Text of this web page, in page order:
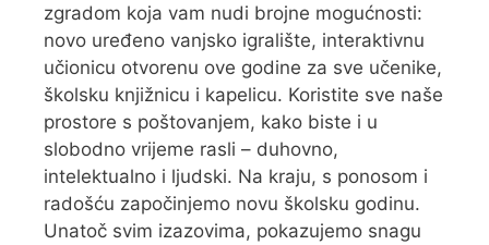
zgradom koja vam nudi brojne mogućnosti:
novo uređeno vanjsko igralište, interaktivnu
učionicu otvorenu ove godine za sve učenike,
školsku knjižnicu i kapelicu. Koristite sve naše
prostore s poštovanjem, kako biste i u
slobodno vrijeme rasli – duhovno,
intelektualno i ljudski. Na kraju, s ponosom i
radošću započinjemo novu školsku godinu.
Unatoč svim izazovima, pokazujemo snagu